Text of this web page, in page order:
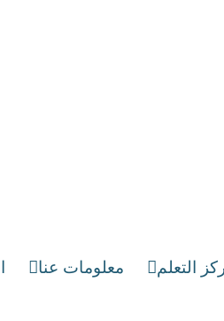
التعلم معلومات عنا